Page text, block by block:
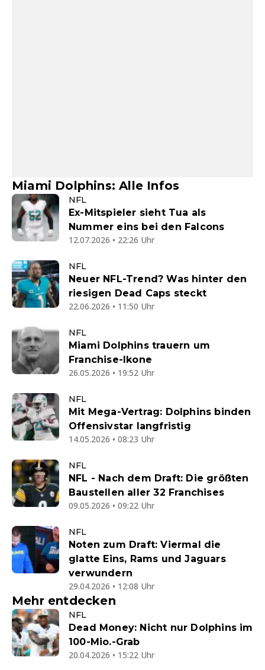
Miami Dolphins: Alle Infos
NFL
Ex-Mitspieler sieht Tua als
Nummer eins bei den Falcons
12.07.2026 • 22:26 Uhr
NFL
Neuer NFL-Trend? Was hinter den
riesigen Dead Caps steckt
22.06.2026 • 11:50 Uhr
NFL
Miami Dolphins trauern um
Franchise-Ikone
26.05.2026 • 19:52 Uhr
NFL
Mit Mega-Vertrag: Dolphins binden
Offensivstar langfristig
14.05.2026 • 08:23 Uhr
NFL
NFL - Nach dem Draft: Die größten
Baustellen aller 32 Franchises
09.05.2026 • 09:22 Uhr
NFL
Noten zum Draft: Viermal die
glatte Eins, Rams und Jaguars
verwundern
29.04.2026 • 12:08 Uhr
Mehr entdecken
NFL
Dead Money: Nicht nur Dolphins im
100-Mio.-Grab
20.04.2026 • 15:22 Uhr